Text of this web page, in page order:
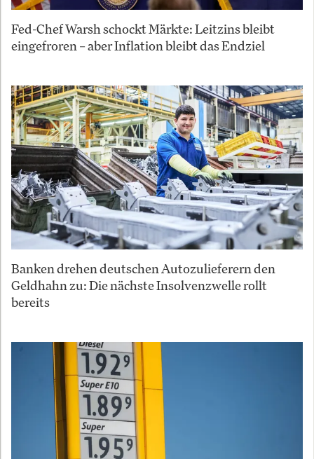
Fed-Chef Warsh schockt Märkte: Leitzins bleibt
eingefroren – aber Inflation bleibt das Endziel
Banken drehen deutschen Autozulieferern den
Geldhahn zu: Die nächste Insolvenzwelle rollt
bereits